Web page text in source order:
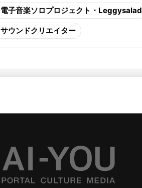
電子音楽ソロプロジェクト・Leggysalad
サウンドクリエイター